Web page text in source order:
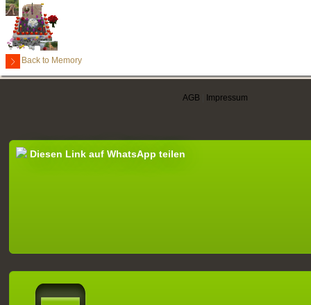
Back to Memory
AGB Impressum
Diesen Link auf WhatsApp teilen